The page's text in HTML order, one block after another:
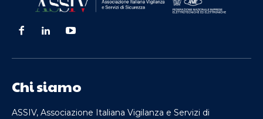
Chi siamo
ASSIV, Associazione Italiana Vigilanza e Servizi di